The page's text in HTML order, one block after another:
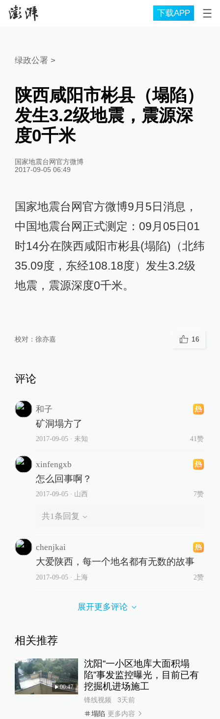
下载APP
绿政公署 >
陕西咸阳市彬县（塌陷）
发生3.2级地震，震源深
度0千米
国家地震台网官方微博
2017-09-05 06:49
国家地震台网官方微博9月5日消息，
中国地震台网正式测定：09月05日01
时14分在陕西咸阳市彬县(塌陷)（北纬
35.09度，东经108.18度）发生3.2级
地震，震源深度0千米。
校对： 徐亦嘉 16
评论
和子
矿洞塌方了
2017-09-05∙ 未知 41赞
xinfengxb
怎么回事啊？
2017-09-05∙ 山西 7赞
共1条回复
chenjkai
大爱陕西，每一个地名都有无数的故事
2017-09-05∙ 上海 2赞
展开更多评论
相关推荐
00:47
沈阳“一小区地库大面积塌
陷”事发监控曝光，目前已有
挖掘机进场施工
锋线视频
3天前
塌陷 更多内容